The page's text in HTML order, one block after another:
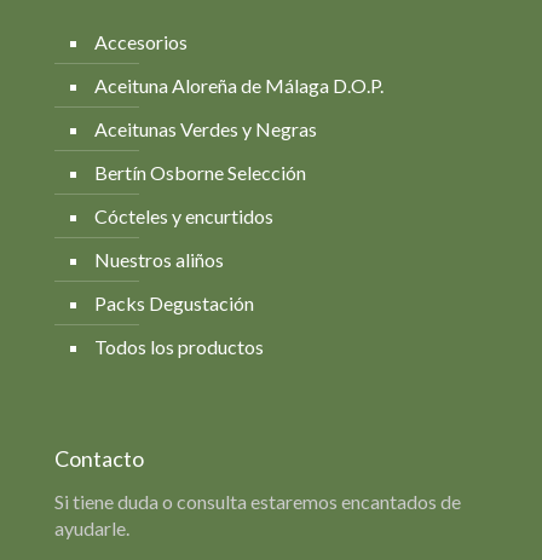
Accesorios
Aceituna Aloreña de Málaga D.O.P.
Aceitunas Verdes y Negras
Bertín Osborne Selección
Cócteles y encurtidos
Nuestros aliños
Packs Degustación
Todos los productos
Contacto
Si tiene duda o consulta estaremos encantados de
ayudarle.